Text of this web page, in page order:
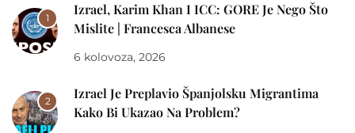
1
Izrael, Karim Khan I ICC: GORE Je Nego Što
Mislite | Francesca Albanese
6 kolovoza, 2026
2
Izrael Je Preplavio Španjolsku Migrantima
Kako Bi Ukazao Na Problem?